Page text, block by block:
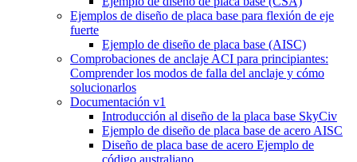
Ejemplos de diseño de placa base para flexión de eje
fuerte
Ejemplo de diseño de placa base (AISC)
Comprobaciones de anclaje ACI para principiantes:
Comprender los modos de falla del anclaje y cómo
solucionarlos
Documentación v1
Introducción al diseño de la placa base SkyCiv
Ejemplo de diseño de placa base de acero AISC
Diseño de placa base de acero Ejemplo de